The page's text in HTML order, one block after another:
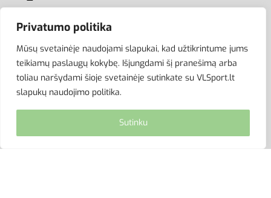
Privatumo politika
Mūsų svetainėje naudojami slapukai, kad užtikrintume jums
teikiamų paslaugų kokybę. Išjungdami šį pranešimą arba
toliau naršydami šioje svetainėje sutinkate su VLSport.lt
slapukų naudojimo politika.
Sutinku
ATSISKAITYMAS